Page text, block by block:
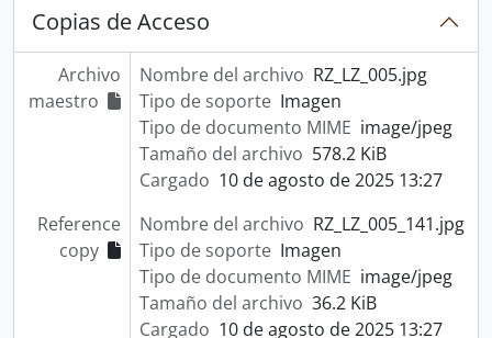
Copias de Acceso
Archivo
maestro
Nombre del archivo RZ_LZ_005.jpg
Tipo de soporte Imagen
Tipo de documento MIME image/jpeg
Tamaño del archivo 578.2 KiB
Cargado 10 de agosto de 2025 13:27
Reference
copy
Nombre del archivo RZ_LZ_005_141.jpg
Tipo de soporte Imagen
Tipo de documento MIME image/jpeg
Tamaño del archivo 36.2 KiB
Cargado 10 de agosto de 2025 13:27